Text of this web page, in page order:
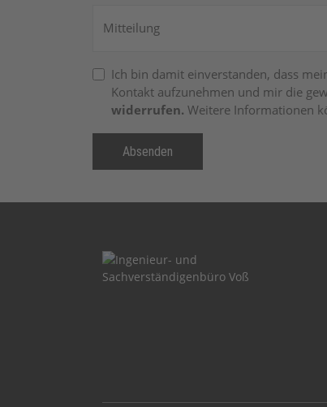
Mitteilung
Ich bin damit einverstanden, dass
Kontakt aufzunehmen und mir die
widerrufen. Weitere Informationen
Absenden